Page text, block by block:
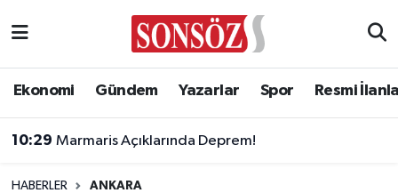
Ekonomi Gündem Yazarlar Spor Resmi
10:29 Marmaris Açıklarında Deprem!
HABERLER ANKARA
Asayiş
Ankara Nöbetçi Eczaneler